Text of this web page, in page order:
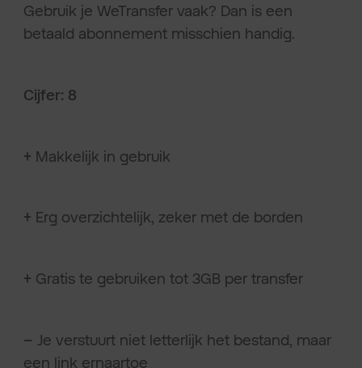
Gebruik je WeTransfer vaak? Dan is een
betaald abonnement misschien handig.
Cijfer: 8
+ Makkelijk in gebruik
+ Erg overzichtelijk, zeker met de borden
+ Gratis te gebruiken tot 3GB per transfer
– Je verstuurt niet letterlijk het bestand, maar
een link ernaartoe